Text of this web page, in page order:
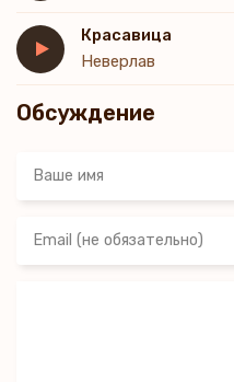
Красавица
Неверлав
Обсуждение